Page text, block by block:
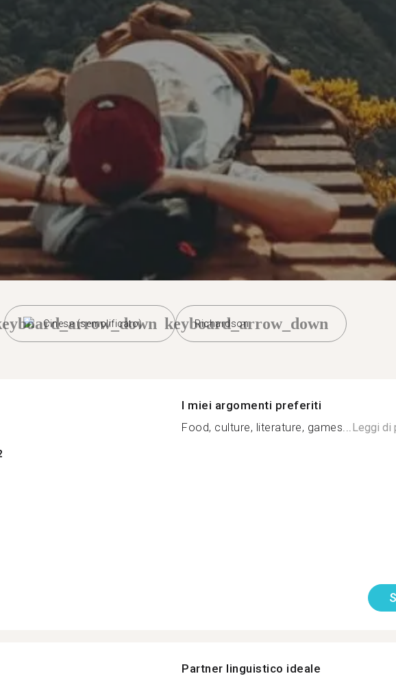
Cinese (semplificato) Richardson
keyboard_arrow_down
I miei argomenti preferiti
Food, culture, literature, games...Leggi di
Partner linguistico ideale